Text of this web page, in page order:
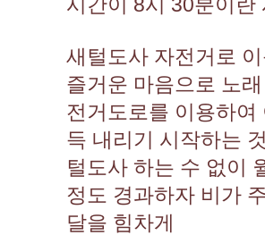
새털도사 자전거로
즐거운 마음으로 노
전거도로를 이용하
득 내리기 시작하는
털도사 하는 수 없이
정도 경과하자 비가
달을 힘차게